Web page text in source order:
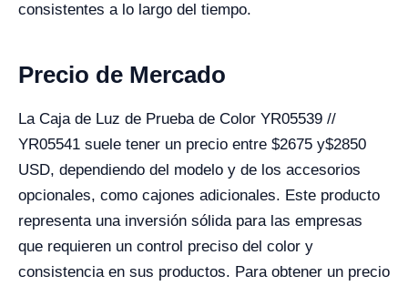
consistentes a lo largo del tiempo.
Precio de Mercado
La Caja de Luz de Prueba de Color YR05539 //
YR05541 suele tener un precio entre $2675 y$2850
USD, dependiendo del modelo y de los accesorios
opcionales, como cajones adicionales. Este producto
representa una inversión sólida para las empresas
que requieren un control preciso del color y
consistencia en sus productos. Para obtener un precio